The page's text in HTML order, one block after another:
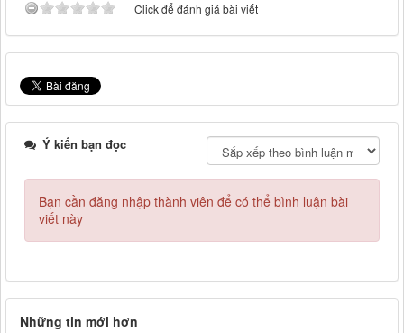
Click để đánh giá bài viết
Ý kiến bạn đọc
Bạn cần đăng nhập thành viên để có thể bình luận bài
viết này
Những tin mới hơn